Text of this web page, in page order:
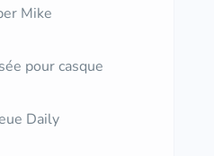
Mike
pour casque
Daily